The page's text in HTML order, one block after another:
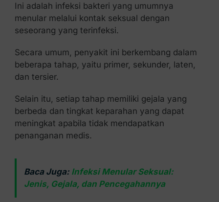
Ini adalah infeksi bakteri yang umumnya
menular melalui kontak seksual dengan
seseorang yang terinfeksi.
Secara umum, penyakit ini berkembang dalam
beberapa tahap, yaitu primer, sekunder, laten,
dan tersier.
Selain itu, setiap tahap memiliki gejala yang
berbeda dan tingkat keparahan yang dapat
meningkat apabila tidak mendapatkan
penanganan medis.
Baca Juga: Infeksi Menular Seksual:
Jenis, Gejala, dan Pencegahannya